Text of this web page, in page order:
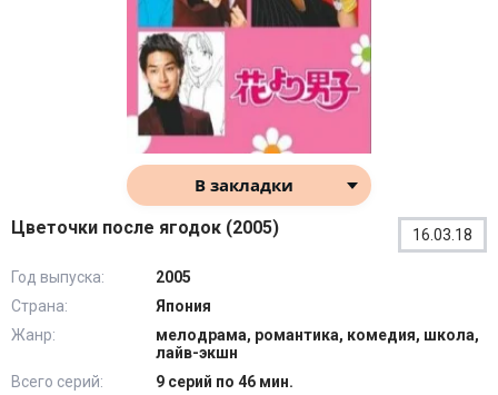
В закладки
Цветочки после ягодок (2005) 16.03.18
Год выпуска:
2005
Страна:
Япония
Жанр:
мелодрама, романтика, комедия, школа,
лайв-экшн
Всего серий:
9 серий по 46 мин.